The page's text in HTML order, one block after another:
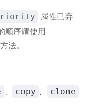
属性已弃
顺序请使用
方法。
、 copy 、 clone